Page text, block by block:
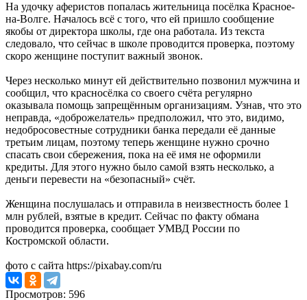
На удочку аферистов попалась жительница посёлка Красное-
на-Волге. Началось всё с того, что ей пришло сообщение
якобы от директора школы, где она работала. Из текста
следовало, что сейчас в школе проводится проверка, поэтому
скоро женщине поступит важный звонок.
Через несколько минут ей действительно позвонил мужчина и
сообщил, что красносёлка со своего счёта регулярно
оказывала помощь запрещённым организациям. Узнав, что это
неправда, «доброжелатель» предположил, что это, видимо,
недобросовестные сотрудники банка передали её данные
третьим лицам, поэтому теперь женщине нужно срочно
спасать свои сбережения, пока на её имя не оформили
кредиты. Для этого нужно было самой взять несколько, а
деньги перевести на «безопасный» счёт.
Женщина послушалась и отправила в неизвестность более 1
млн рублей, взятые в кредит. Сейчас по факту обмана
проводится проверка, сообщает УМВД России по
Костромской области.
фото с сайта https://pixabay.com/ru
Просмотров: 596